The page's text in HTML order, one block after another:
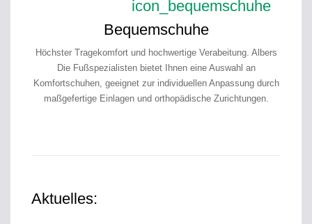
Bequemschuhe
Höchster Tragekomfort und hochwertige Verabeitung. Albers
Die Fußspezialisten bietet Ihnen eine Auswahl an
Komfortschuhen, geeignet zur individuellen Anpassung durch
maßgefertige Einlagen und orthopädische Zurichtungen.
Aktuelles: